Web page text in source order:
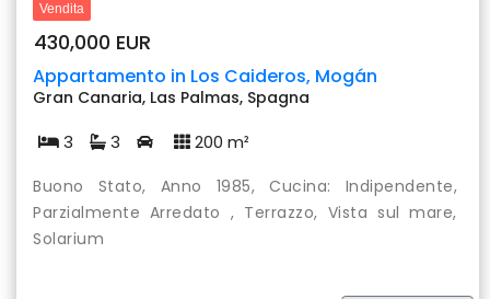
Vendita
430,000 EUR
Appartamento in Los Caideros, Mogán
Gran Canaria, Las Palmas, Spagna
3 3 200 m²
Buono Stato, Anno 1985, Cucina: Indipendente,
Parzialmente Arredato , Terrazzo, Vista sul mare,
Solarium